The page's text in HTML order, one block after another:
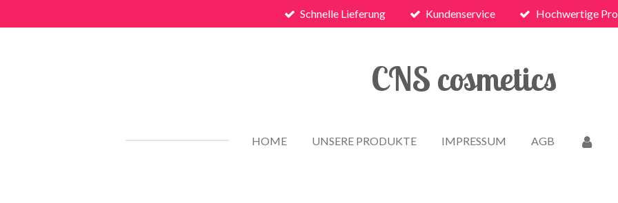
Hauptinhalt
Schnelle Lieferung Kundenservice Hochwertige
CNS cosmetics
HOME UNSERE PRODUKTE IMPRESSUM AGB